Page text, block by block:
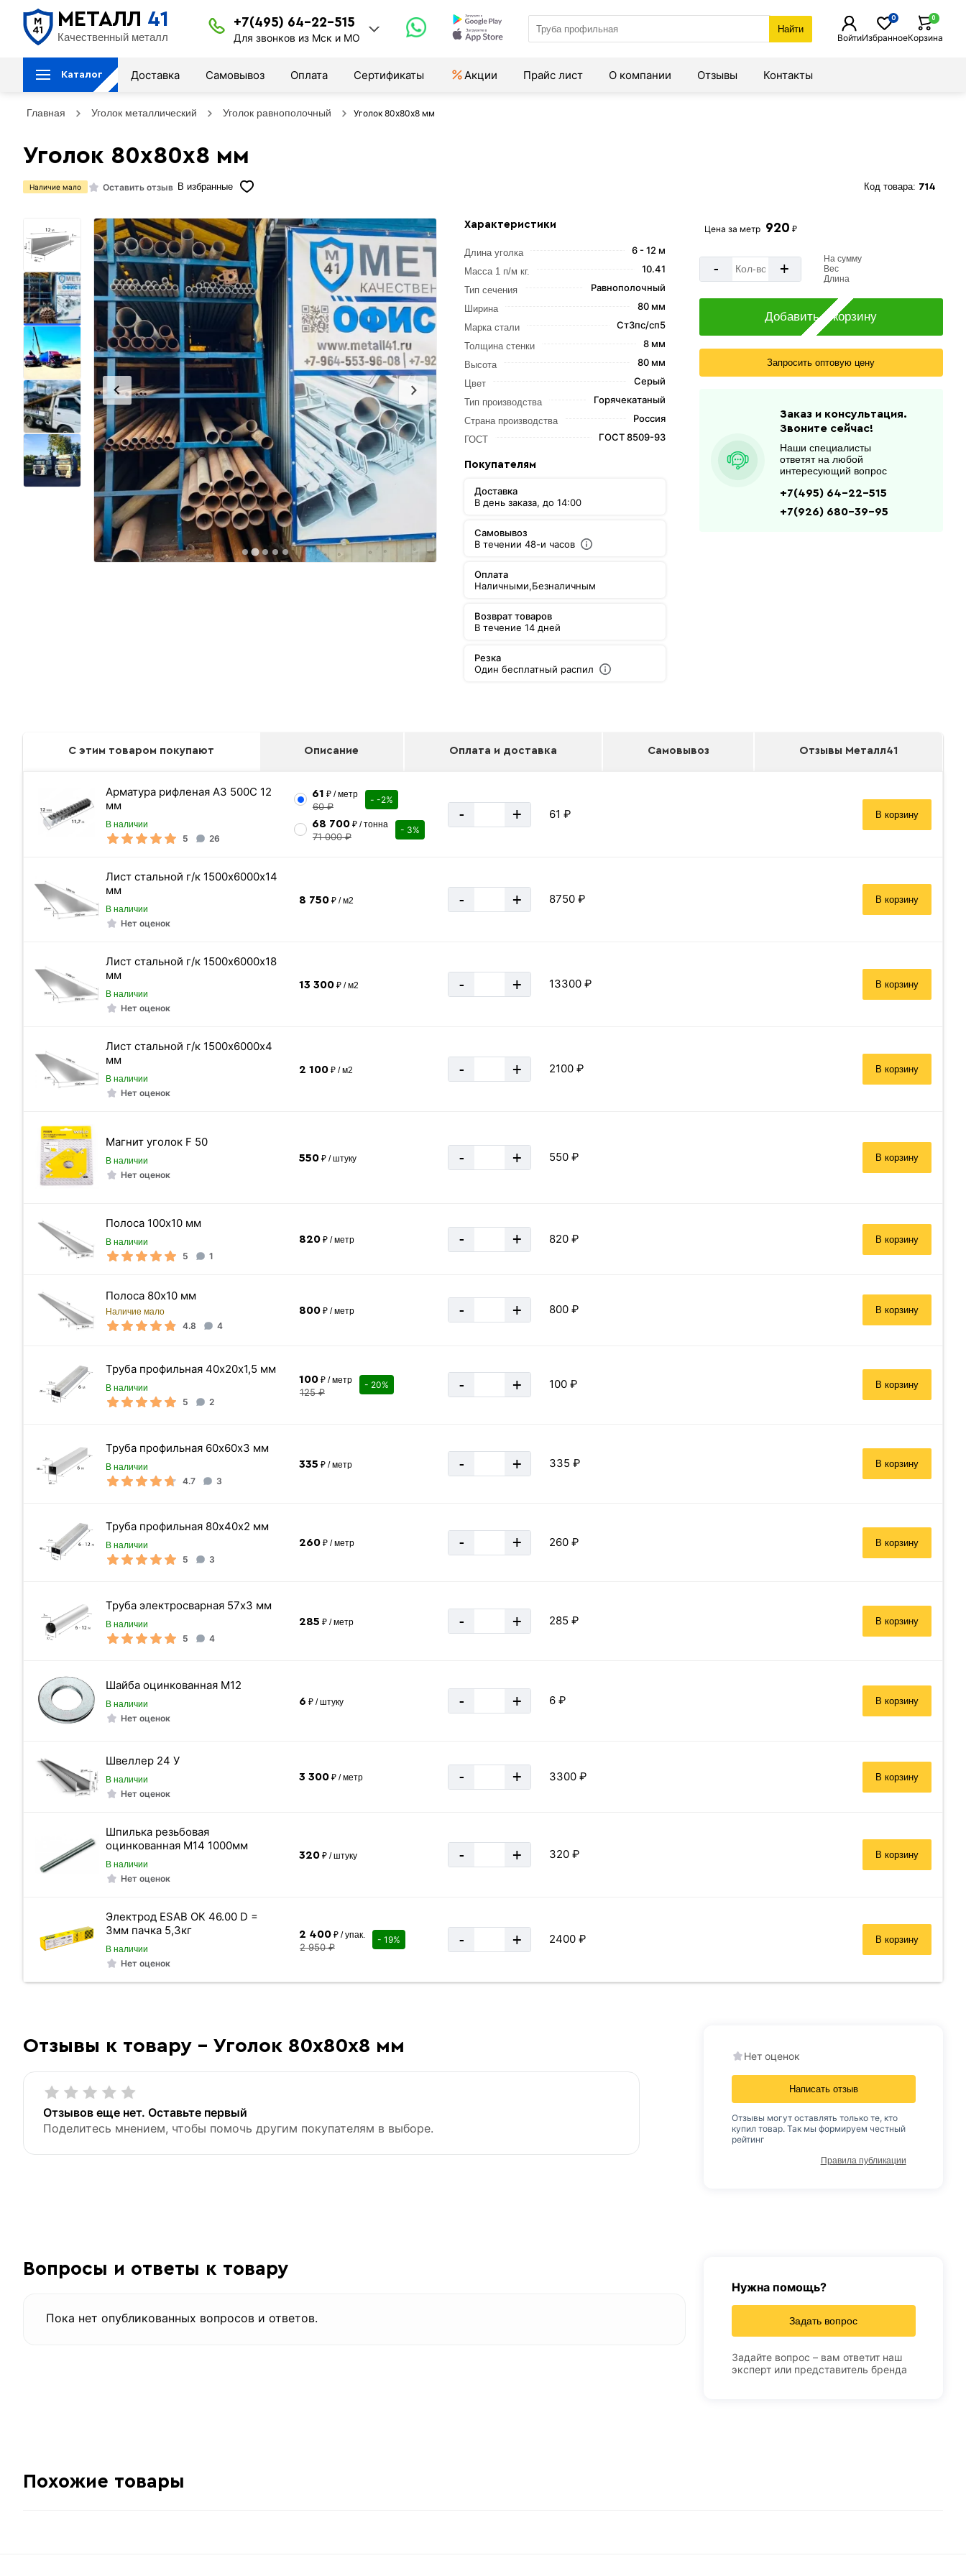
МЕТАЛЛ 41
Качественный металл
+7(495) 64-22-515
Для звонков из Мск и МО
Найти
ВойтиИзбранное
0
Корзина
0
Каталог Доставка Самовывоз Оплата Сертификаты Акции Прайс лист О компании Отзывы Контакты
Главная Уголок металлический Уголок равнополочный Уголок 80х80х8 мм
Уголок 80х80х8 мм
Наличие мало Оставить отзыв В избранные Код товара: 714
Характеристики
Длина уголка 6 - 12 м
Масса 1 п/м кг. 10.41
Тип сечения Равнополочный
Ширина 80 мм
Марка стали Ст3пс/сп5
Толщина стенки 8 мм
Высота 80 мм
Цвет Серый
Тип производства Горячекатаный
Страна производства Россия
ГОСТ ГОСТ 8509-93
Покупателям
Доставка
В день заказа, до 14:00
Самовывоз
В течении 48-и часов
Оплата
Наличными,Безналичным
Возврат товаров
В течение 14 дней
Резка
Один бесплатный распил
Цена за метр 920 ₽
- +
На сумму
Вес
Длина
Добавить в корзину
Запросить оптовую цену
Заказ и консультация.
Звоните сейчас!
Наши специалисты
ответят на любой
интересующий вопрос
+7(495) 64-22-515
+7(926) 680-39-95
С этим товаром покупают Описание Оплата и доставка Самовывоз Отзывы Металл41
Арматура рифленая А3 500С 12
мм
В наличии
5 26
61 ₽ / метр
60 ₽
- -2%
68 700₽ / тонна
71 000 ₽
- 3%
- + 61 ₽ В корзину
Лист стальной г/к 1500х6000х14
мм
В наличии
Нет оценок
8 750₽ / м2 - + 8750 ₽ В корзину
Лист стальной г/к 1500х6000х18
мм
В наличии
Нет оценок
13 300₽ / м2 - + 13300 ₽ В корзину
Лист стальной г/к 1500х6000х4
мм
В наличии
Нет оценок
2 100₽ / м2 - + 2100 ₽ В корзину
Магнит уголок F 50
В наличии
Нет оценок
550₽ / штуку - + 550 ₽ В корзину
Полоса 100х10 мм
В наличии
5 1
820₽ / метр - + 820 ₽ В корзину
Полоса 80х10 мм
Наличие мало
4.8 4
800₽ / метр - + 800 ₽ В корзину
Труба профильная 40х20х1,5 мм
В наличии
5 2
100₽ / метр
125 ₽
- 20% - + 100 ₽ В корзину
Труба профильная 60х60х3 мм
В наличии
4.7 3
335 ₽ / метр - + 335 ₽ В корзину
Труба профильная 80х40х2 мм
В наличии
5 3
260₽ / метр - + 260 ₽ В корзину
Труба электросварная 57х3 мм
В наличии
5 4
285 ₽ / метр - + 285 ₽ В корзину
Шайба оцинкованная М12
В наличии
Нет оценок
6 ₽ / штуку - + 6 ₽ В корзину
Швеллер 24 У
В наличии
Нет оценок
3 300₽ / метр - + 3300 ₽ В корзину
Шпилька резьбовая
оцинкованная М14 1000мм
В наличии
Нет оценок
320₽ / штуку - + 320 ₽ В корзину
Электрод ESAB ОК 46.00 D =
3мм пачка 5,3кг
В наличии
Нет оценок
2 400₽ / упак.
2 950 ₽
- 19% - + 2400 ₽ В корзину
Уголок равнополочный
Длина уголка
Ширина
Марка стали
Высота
Цвет Серый
Страна производства
ГОСТ ГОСТ 8509-93
Цена указана
Вес 1 метра
Метров в 1 тонне
Количество штук в 1 тонне
Вес одной штуки (6 м) кг
Вес 6 метр, тн
Отзывы к товару - Уголок 80х80х8 мм
Отзывов еще нет. Оставьте первый
Поделитесь мнением, чтобы помочь другим покупателям в выборе.
Нет оценок
Написать отзыв
Отзывы могут оставлять только те, кто
купил товар. Так мы формируем честный
рейтинг
Правила публикации
Вопросы и ответы к товару
Пока нет опубликованных вопросов и ответов.
Нужна помощь?
Задать вопрос
Задайте вопрос – вам ответит наш
эксперт или представитель бренда
Похожие товары